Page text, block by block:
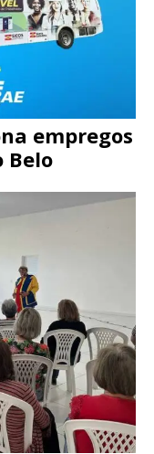
empregos
Belo